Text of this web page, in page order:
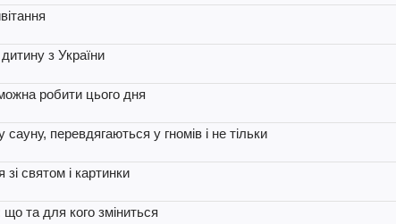
з України
робити цього дня
перевдягаються у гномів і не тільки
святом і картинки
та для кого зміниться